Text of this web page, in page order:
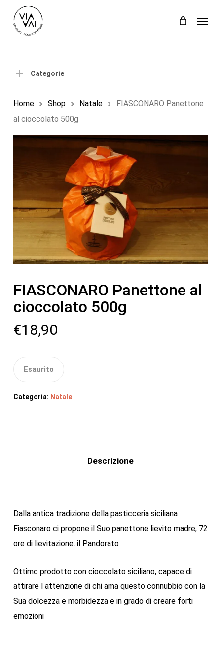
Carrello Close
Categorie
Home Shop Natale
FIASCONARO Panettone
al cioccolato 500g
FIASCONARO Panettone al
cioccolato 500g
€18,90
Esaurito
Categoria: Natale
Descrizione
Dalla antica tradizione della pasticceria siciliana
Fiasconaro ci propone il Suo panettone lievito madre, 72
ore di lievitazione, il Pandorato
Ottimo prodotto con cioccolato siciliano, capace di
attirare l attenzione di chi ama questo connubbio con la
Sua dolcezza e morbidezza e in grado di creare forti
emozioni